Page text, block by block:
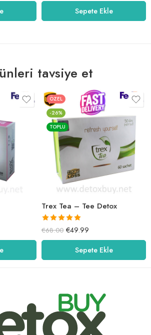
Sepete Ekle
tavsiye et
ÖZEL
-26%
TOPLU
Trex Tea – Tee Detox
5 üzerinden
5.00oy aldı
€68.00 €49.99
Sepete Ekle